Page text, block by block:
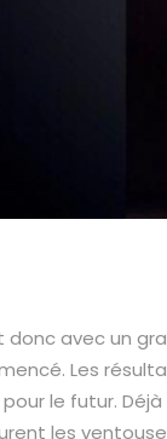
donc avec un
Les
pour le futur.
les